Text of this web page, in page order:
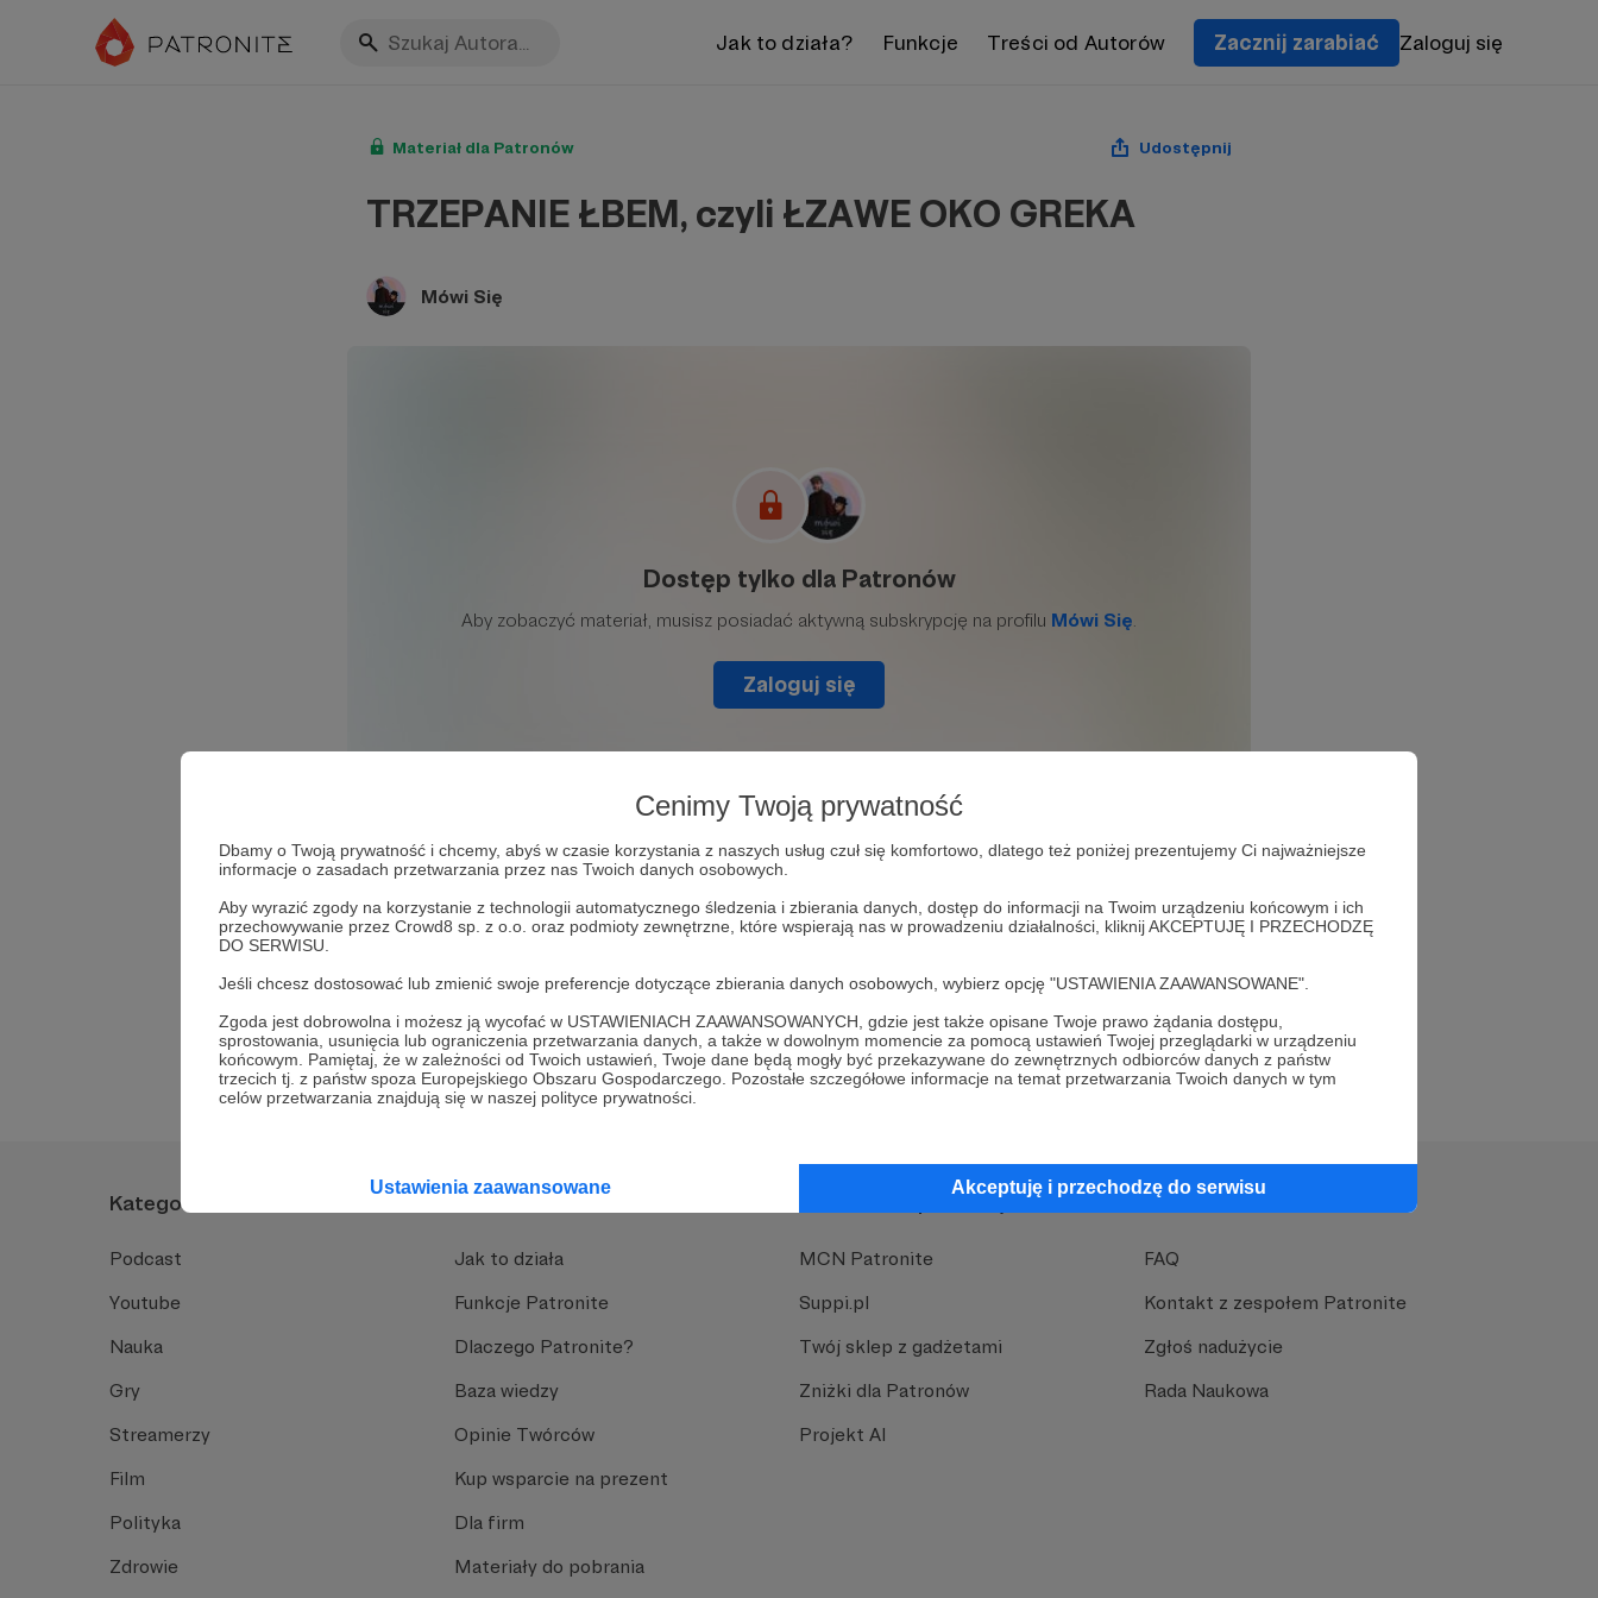
Cenimy Twoją prywatność
Dbamy o Twoją prywatność i chcemy, abyś w czasie korzystania z naszych usług czuł się komfortowo, dlatego też poniżej prezentujemy Ci najważniejsze
informacje o zasadach przetwarzania przez nas Twoich danych osobowych.
Aby wyrazić zgody na korzystanie z technologii automatycznego śledzenia i zbierania danych, dostęp do informacji na Twoim urządzeniu końcowym i ich
przechowywanie przez Crowd8 sp. z o.o. oraz podmioty zewnętrzne, które wspierają nas w prowadzeniu działalności, kliknij AKCEPTUJĘ I PRZECHODZĘ
DO SERWISU.
Jeśli chcesz dostosować lub zmienić swoje preferencje dotyczące zbierania danych osobowych, wybierz opcję "USTAWIENIA ZAAWANSOWANE".
Zgoda jest dobrowolna i możesz ją wycofać w USTAWIENIACH ZAAWANSOWANYCH, gdzie jest także opisane Twoje prawo żądania dostępu,
sprostowania, usunięcia lub ograniczenia przetwarzania danych, a także w dowolnym momencie za pomocą ustawień Twojej przeglądarki w urządzeniu
końcowym. Pamiętaj, że w zależności od Twoich ustawień, Twoje dane będą mogły być przekazywane do zewnętrznych odbiorców danych z państw
trzecich tj. z państw spoza Europejskiego Obszaru Gospodarczego. Pozostałe szczegółowe informacje na temat przetwarzania Twoich danych w tym
celów przetwarzania znajdują się w naszej polityce prywatności.
Ustawienia zaawansowane Akceptuję i przechodzę do serwisu
Jak to działa? Funkcje Treści od Autorów Zacznij zarabiać Zaloguj się
Materiał dla Patronów Udostępnij
TRZEPANIE ŁBEM, czyli ŁZAWE OKO GREKA
Mówi Się
53wyświetleń
Nowy odcinek - obecny! :) Jak w każdy poniedziałek. Zapraszamy do aplikacji Patronite
Komentarze
Brak komentarzy...
Kategorie
Podcast
Youtube
Nauka
Gry
Streamerzy
Film
Polityka
Zdrowie
Jak to działa
Funkcje Patronite
Dlaczego Patronite?
Baza wiedzy
Opinie Twórców
Kup wsparcie na prezent
Dla firm
Materiały do pobrania
Dodatkowe produkty
MCN Patronite
Suppi.pl
Twój sklep z gadżetami
Zniżki dla Patronów
Projekt AI
Pomoc
FAQ
Kontakt z zespołem Patronite
Zgłoś nadużycie
Rada Naukowa